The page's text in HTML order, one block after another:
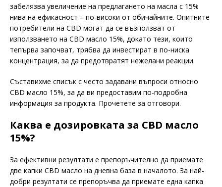
забелязва увеличение на предлагането на масла с 15%
нива на ефикасност – по-високи от обичайните. Опитните
потребители на CBD могат да се възползват от
използването на CBD масло 15%, докато тези, които
тепърва започват, трябва да инвестират в по-ниска
концентрация, за да предотвратят нежелани реакции.
Съставихме списък с често задавани въпроси относно
CBD масло 15%, за да ви предоставим по-подробна
информация за продукта. Прочетете за отговори.
Каква е дозировката за CBD масло
15%?
За ефективни резултати е препоръчително да приемате
две капки CBD масло на дневна база в началото. За най-
добри резултати се препоръчва да приемате една капка